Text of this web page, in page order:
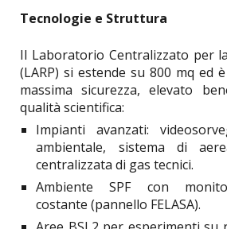
Tecnologie e Struttura
Il Laboratorio Centralizzato per
(LARP) si estende su 800 mq ed
massima sicurezza, elevato
qualità scientifica:
Impianti avanzati:
ambientale, sistema di
centralizzata di gas tecnici.
Ambiente SPF con
costante (pannello FELASA).